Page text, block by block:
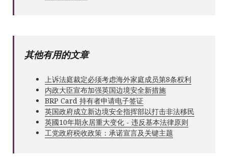
其他有用的文章
上诉法庭裁定必须考虑海外家庭成员第8条权利
内政大臣宣布加强英国边境安全新措施
BRP Card 持有者申请电子签证
英国政府成立新边境安全指挥部以打击非法移民
英國10年期永居重大变化 - 违反基本法律原则
工党政府税收政策：承诺宣言及关键主题